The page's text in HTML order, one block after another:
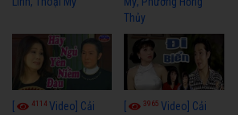
Thủy
4114Video] Cải
3965Video] Cải